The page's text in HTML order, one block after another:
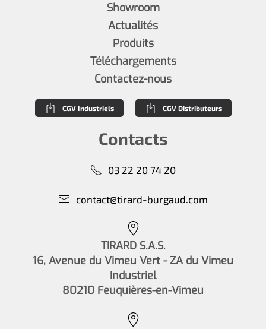
Showroom
Actualités
Produits
Téléchargements
Contactez-nous
CGV Industriels CGV Distributeurs
Contacts
03 22 20 74 20
contact@tirard-burgaud.com
TIRARD S.A.S.
16, Avenue du Vimeu Vert - ZA du Vimeu
Industriel
80210 Feuquières-en-Vimeu